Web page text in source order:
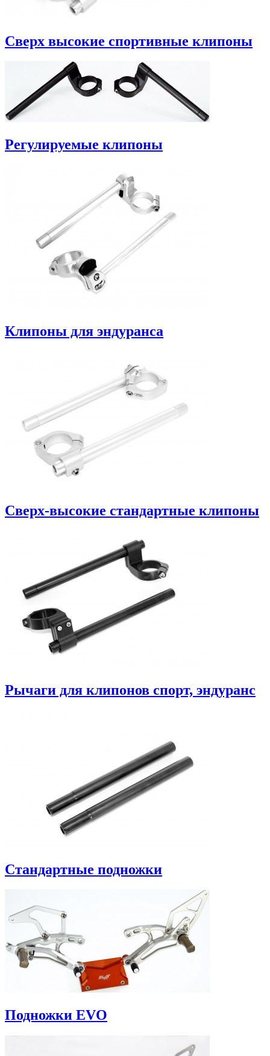
Сверх высокие спортивные клипоны
Регулируемые клипоны
Клипоны для эндуранса
Сверх-высокие стандартные клипоны
Рычаги для клипонов спорт, эндуранс
Стандартные подножки
Подножки EVO